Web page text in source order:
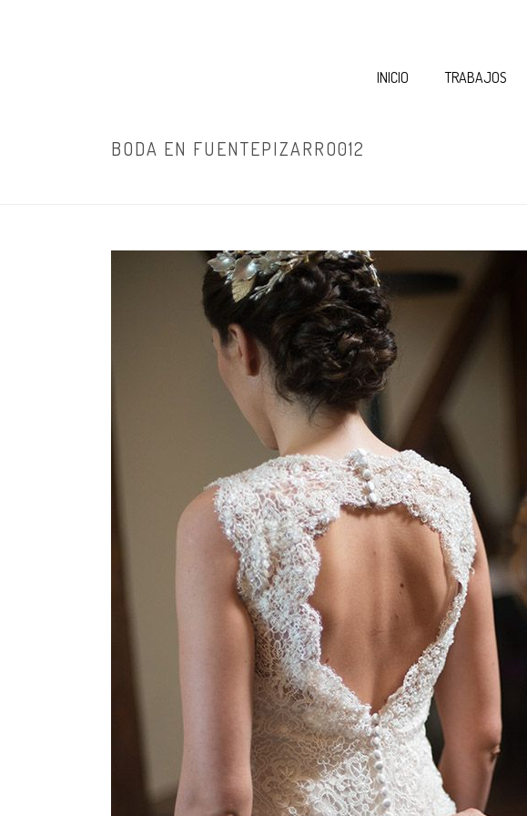
INICIO TRABAJOS
BODA EN FUENTEPIZARRO012